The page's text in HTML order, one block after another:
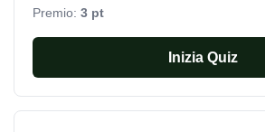
Premio: 3 pt
Inizia Quiz